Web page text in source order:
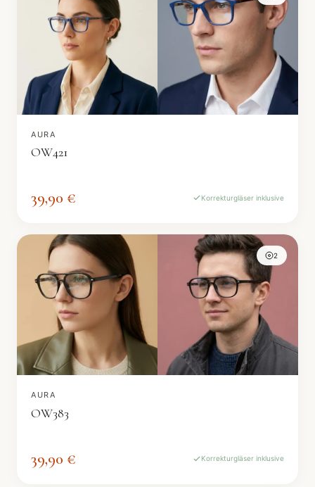
AURA
OW421
39,90 € Korrekturgläser inklusive
2
AURA
OW383
39,90 € Korrekturgläser inklusive